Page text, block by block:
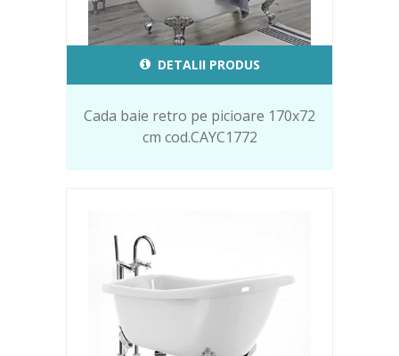
DETALII PRODUS
Cada baie retro pe picioare 170x72
cm cod.CAYC1772